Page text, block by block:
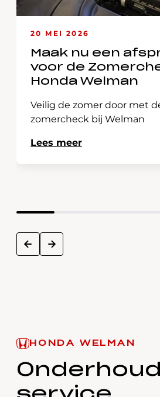
20 MEI 2026
Maak nu een
voor de
Honda Welman
Veilig de zomer door met
zomercheck bij Welman
Lees meer
prev next
HONDA WELMAN